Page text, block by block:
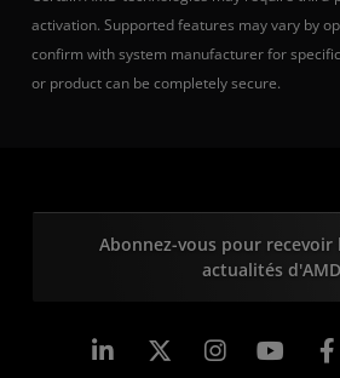
activation. Supported features may vary by
confirm with system manufacturer for
or product can be completely secure.
Abonnez-vous pour recevoir
actualités d'AMD
LinkedIn Instagram